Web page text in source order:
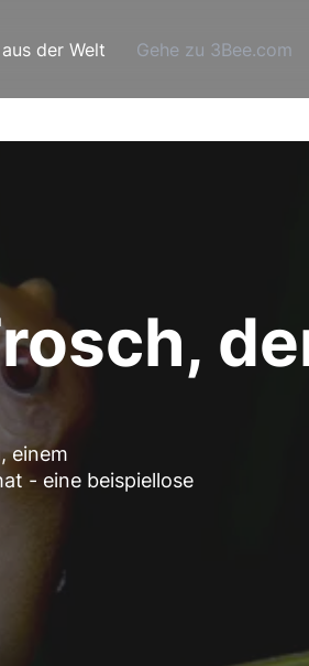
der Welt Gehe zu 3Bee.com
einem
- eine beispiellose